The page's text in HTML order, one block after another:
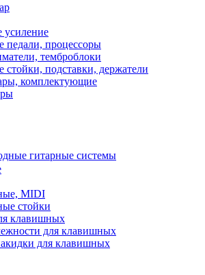
усиление
педали, процессоры
темброблоки
стойки, подставки, держатели
комплектующие
гитарные системы
MIDI
стойки
клавишных
для клавишных
для клавишных